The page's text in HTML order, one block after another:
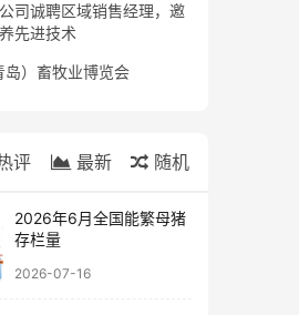
公司诚聘区域销售经理，邀
先进技术
）畜牧业博览会
评 最新 随机
2026年6月全国能繁母猪
存栏量
2026-07-16